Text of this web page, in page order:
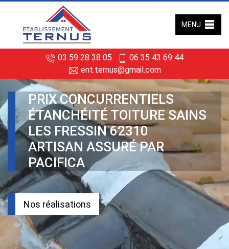
03 59 28 38 05
06 35 43 69 44
ent.ternus@gmail.com
MENU
PRIX CONCURRENTIELS
ÉTANCHÉITÉ TOITURE SAINS
LES FRESSIN 62310
ARTISAN ASSURÉ PAR
PACIFICA
Nos réalisations